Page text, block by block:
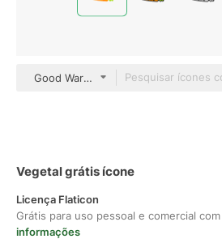
Good Ware Flat
Vegetal grátis ícone
Licença Flaticon
Grátis para uso pessoal e comercial
informações